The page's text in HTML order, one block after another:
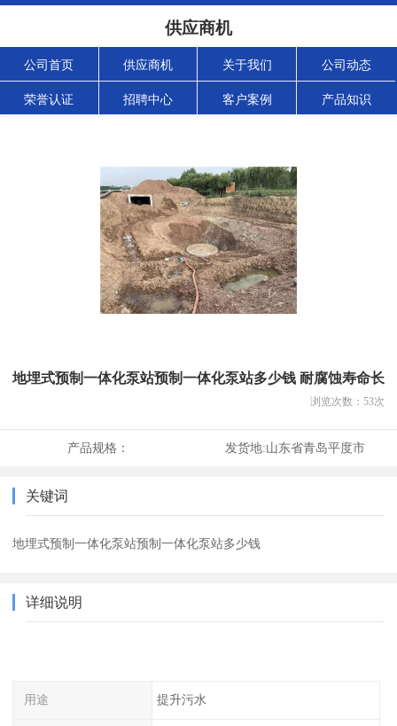
供应商机
公司首页 供应商机 关于我们 公司动态
荣誉认证 招聘中心 客户案例 产品知识
地埋式预制一体化泵站预制一体化泵站多少钱 耐腐蚀寿命长
浏览次数： 53次
产品规格： 发货地:山东省青岛平度市
关键词
地埋式预制一体化泵站预制一体化泵站多少钱
详细说明
用途 提升污水